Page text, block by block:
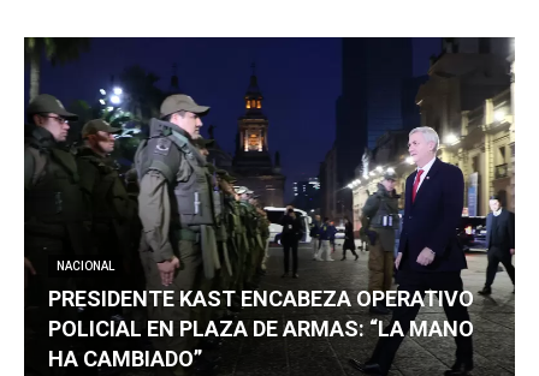
NACIONAL
PRESIDENTE KAST ENCABEZA OPERATIVO
POLICIAL EN PLAZA DE ARMAS: “LA MANO
HA CAMBIADO”